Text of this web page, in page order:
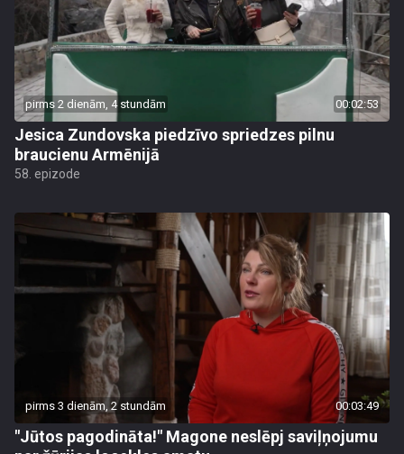
pirms 2 dienām, 4 stundām 00:02:53
Jesica Zundovska piedzīvo spriedzes pilnu
braucienu Armēnijā
58. epizode
pirms 3 dienām, 2 stundām 00:03:49
"Jūtos pagodināta!" Magone neslēpj saviļņojumu